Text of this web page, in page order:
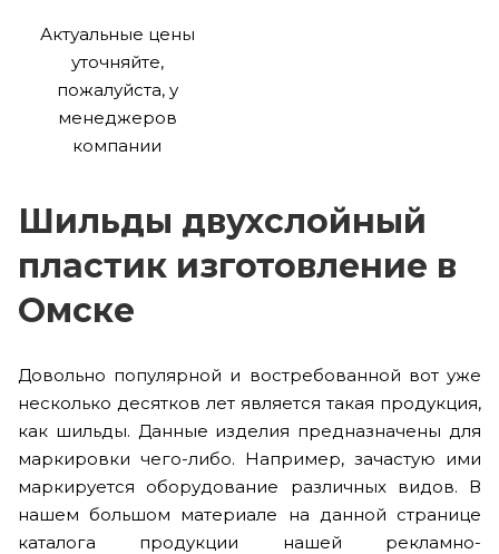
Актуальные цены
уточняйте,
пожалуйста, у
менеджеров
компании
Шильды двухслойный
пластик изготовление в
Омске
Довольно популярной и востребованной вот уже
несколько десятков лет является такая продукция,
как шильды. Данные изделия предназначены для
маркировки чего-либо. Например, зачастую ими
маркируется оборудование различных видов. В
нашем большом материале на данной странице
каталога продукции нашей рекламно-